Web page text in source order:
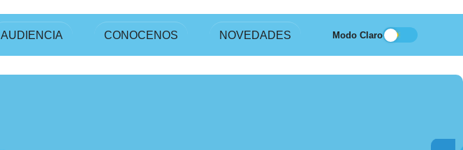
AUDIENCIA CONOCENOS NOVEDADES Modo Claro